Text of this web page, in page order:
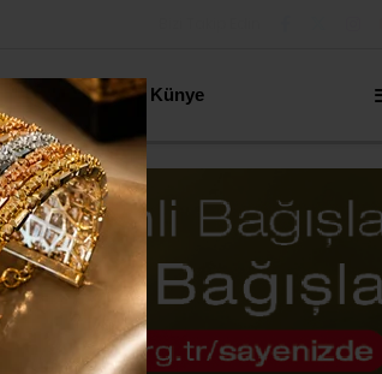
Hakkımızda Künye